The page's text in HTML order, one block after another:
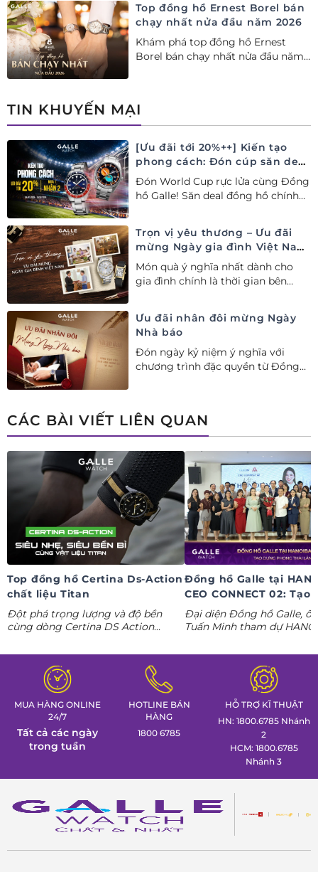
Top đồng hồ Ernest Borel bán
chạy nhất nửa đầu năm 2026
Khám phá top đồng hồ Ernest
Borel bán chạy nhất nửa đầu năm
TIN KHUYẾN MẠI
[Ưu đãi tới 20%++] Kiến tạo
phong cách: Đón cúp săn deal
– Siêu ưu đãi đồng hành cùng
World Cup
Đón World Cup rực lửa cùng Đồng
hồ Galle! Săn deal đồng hồ chính
Trọn vị yêu thương – Ưu đãi
mừng Ngày gia đình Việt Nam
28/06
Món quà ý nghĩa nhất dành cho
gia đình chính là thời gian bên
Gia đình Việt Nam.
Ưu đãi nhân đôi mừng Ngày
Nhà báo
Đón ngày kỷ niệm ý nghĩa với
chương trình đặc quyền từ Đồng
CÁC BÀI VIẾT LIÊN QUAN
Top đồng hồ Certina Ds-Action
chất liệu Titan
Đột phá trọng lượng và độ bền
cùng dòng Certina DS Action
tác thể thao cá tính nhất trong
Tuần lễ đồng hồ Thụy Sỹ cùng
Đồng hồ Galle!
Đồng hồ Galle tại
CEO CONNECT 02: Tạo
phong thái lãnh đạo kỷ
nguyên AI
Đại diện Đồng hồ Galle,
Tuấn Minh tham dự
gian trưng bày đồng hồ
định hình phong thái lãnh
MUA HÀNG ONLINE
24/7
Tất cả các ngày
trong tuần
HOTLINE BÁN
HÀNG
1800 6785
HỖ TRỢ KĨ THUẬT
HN: 1800.6785 Nhánh
2
HCM: 1800.6785
Nhánh 3